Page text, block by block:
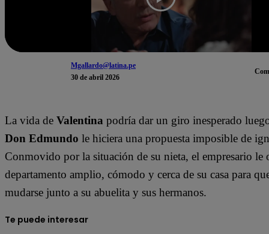
Mgallardo@latina.pe
30 de abril 2026
La vida de Valentina podría dar un giro inesperado
Don Edmundo le hiciera una propuesta imposible de
Conmovido por la situación de su nieta, el empresario le
departamento amplio, cómodo y cerca de su casa para
mudarse junto a su abuelita y sus hermanos.
Te puede interesar